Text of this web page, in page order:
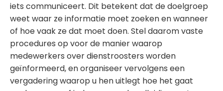
iets communiceert. Dit betekent dat de doelgroep
weet waar ze informatie moet zoeken en wanneer
of hoe vaak ze dat moet doen. Stel daarom vaste
procedures op voor de manier waarop
medewerkers over dienstroosters worden
geïnformeerd, en organiseer vervolgens een
vergadering waarop u hen uitlegt hoe het gaat